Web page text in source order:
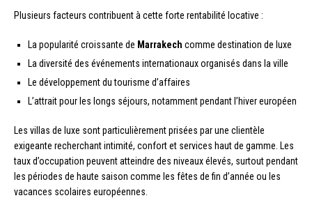
Plusieurs facteurs contribuent à cette forte rentabilité locative :
La popularité croissante de Marrakech comme destination de luxe
La diversité des événements internationaux organisés dans la ville
Le développement du tourisme d’affaires
L’attrait pour les longs séjours, notamment pendant l’hiver européen
Les villas de luxe sont particulièrement prisées par une clientèle
exigeante recherchant intimité, confort et services haut de gamme. Les
taux d’occupation peuvent atteindre des niveaux élevés, surtout pendant
les périodes de haute saison comme les fêtes de fin d’année ou les
vacances scolaires européennes.